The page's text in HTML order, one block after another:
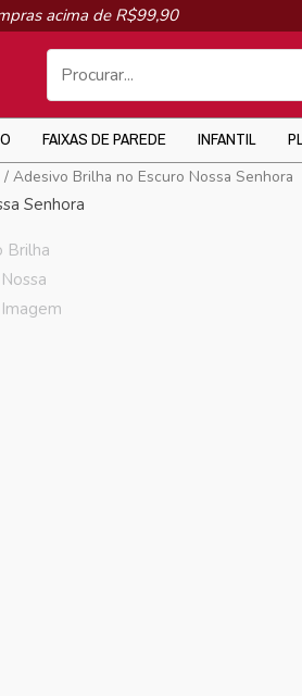
acima de R$99,90
FAIXAS DE PAREDE INFANTIL
/ Adesivo Brilha no Escuro Nossa Senhora